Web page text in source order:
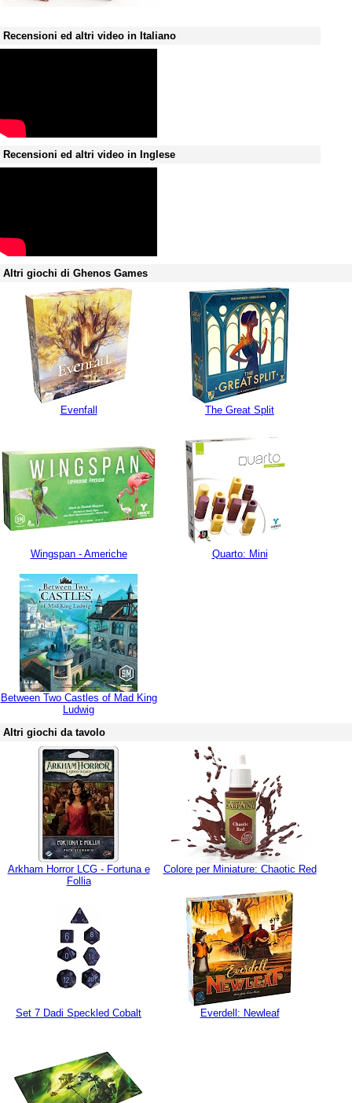
Recensioni ed altri video in Italiano
Recensioni ed altri video in Inglese
Altri giochi di Ghenos Games
Evenfall The Great Split
Wingspan - Americhe Quarto: Mini
Between Two Castles of Mad King
Ludwig
Altri giochi da tavolo
Arkham Horror LCG - Fortuna e
Follia
Colore per Miniature: Chaotic Red
Set 7 Dadi Speckled Cobalt Everdell: Newleaf